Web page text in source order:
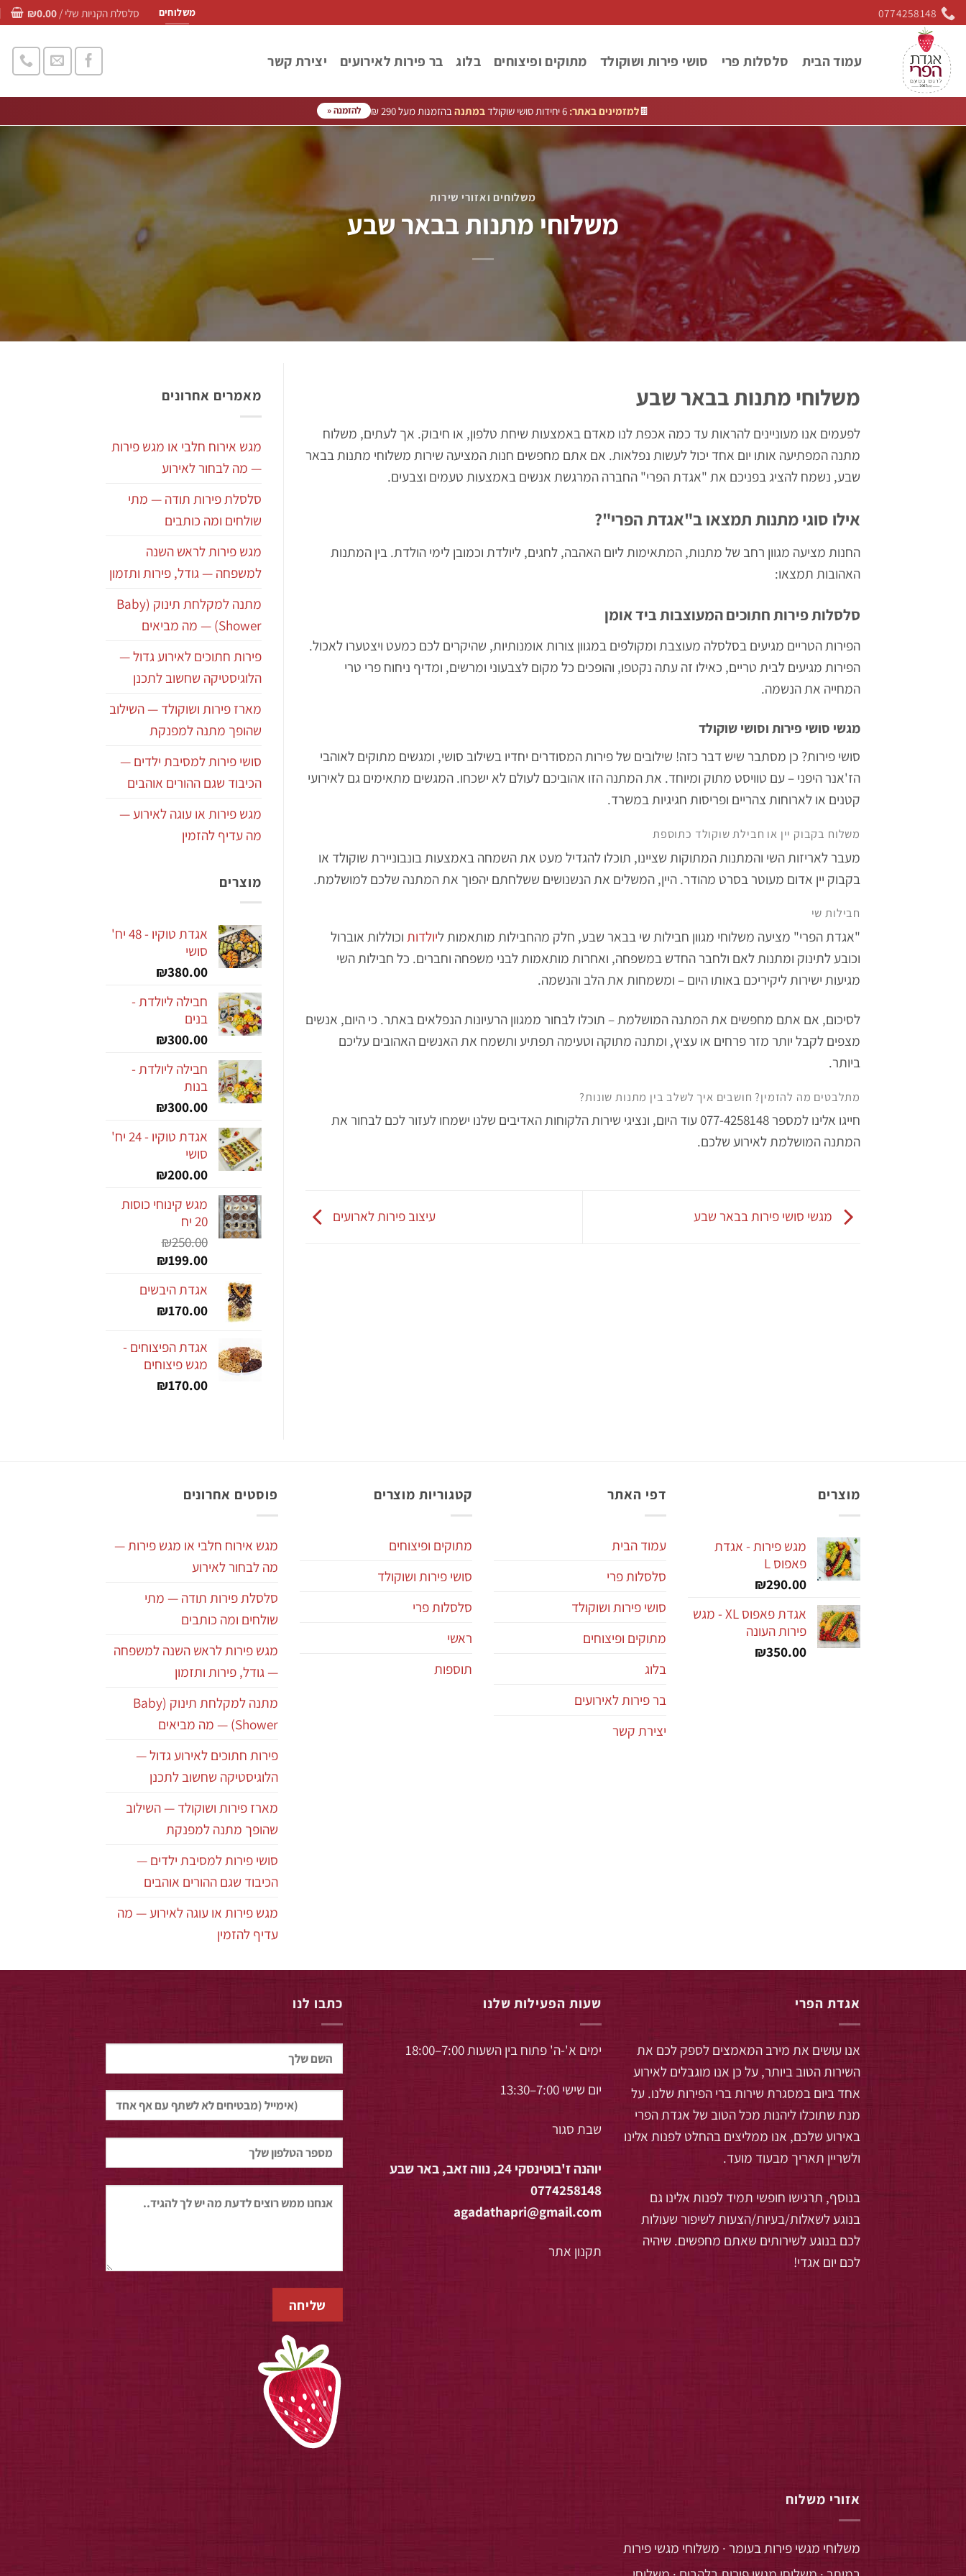
Skip
to
content
0774258148 משלוחים סלסלת הקניות שלי / ₪0.00
עמוד הבית סלסלות פרי סושי פירות ושוקולד מתוקים ופיצוחים בלוג בר פירות לאירועים יצירת קשר
🍫למזמינים באתר: 6 יחידות סושי שוקולד במתנה בהזמנות מעל 290 ₪ להזמנה «
משלוחים ואזורי שירות
משלוחי מתנות בבאר שבע
משלוחי מתנות בבאר שבע
לפעמים אנו מעוניינים להראות עד כמה אכפת לנו מאדם באמצעות שיחת טלפון, או חיבוק. אך לעתים, משלוח
מתנה המפתיעה אותו יום אחד יכול לעשות נפלאות. אם אתם מחפשים חנות המציעה שירות משלוחי מתנות בבאר
שבע, נשמח להציג בפניכם את "אגדת הפרי" החברה המרגשת אנשים באמצעות טעמים וצבעים.
אילו סוגי מתנות תמצאו ב"אגדת הפרי"?
החנות מציעה מגוון רחב של מתנות, המתאימות ליום האהבה, לחגים, ליולדת וכמובן לימי הולדת. בין המתנות
האהובות תמצאו:
סלסלות פירות חתוכים המעוצבות ביד אומן
הפירות הטריים מגיעים בסלסלה מעוצבת ומקולפים במגוון צורות אומנותיות, שהיקרים לכם כמעט ויצטערו לאכול.
הפירות מגיעים לבית טריים, כאילו זה עתה נקטפו, והופכים כל מקום לצבעוני ומרשים, ומדיף ניחוח פרי טרי
המחייה את הנשמה.
מגשי סושי פירות וסושי שוקולד
סושי פירות? כן מסתבר שיש דבר כזה! שילובים של פירות המסודרים יחדיו בשילוב סושי, ומגשים מתוקים לאוהבי
הז'אנר היפני – עם טוויסט מתוק ומיוחד. את המתנה הזו אהוביכם לעולם לא ישכחו. המגשים מתאימים גם לאירועי
קטנים או לארוחות צהריים ופריסות חגיגיות במשרד.
משלוח בקבוק יין או חבילת שוקולד כתוספת
מעבר לאריזות השי והמתנות המתוקות שציינו, תוכלו להגדיל מעט את השמחה באמצעות בונבוניירת שוקולד או
בקבוק יין אדום מעוטר בסרט מהודר. היין, המשלים את הנשנושים ששלחתם יהפוך את המתנה שלכם למושלמת.
חבילות שי
"אגדת הפרי" מציעה משלוחי מגוון חבילות שי בבאר שבע, חלק מהחבילות מותאמות ליולדותוכוללות אוברול
וכובע לתינוק ומתנות לאם ולחבר החדש במשפחה, ואחרות מותאמות לבני משפחה וחברים. כל חבילות השי
מגיעות ישירות ליקיריכם באותו היום – ומשמחות את הלב והנשמה.
לסיכום, אם אתם מחפשים את המתנה המושלמת – תוכלו לבחור ממגוון הרעיונות הנפלאים באתר. כי היום, אנשים
מצפים לקבל יותר מזר פרחים או עציץ, ומתנה מתוקה וטעימה תפתיע ותשמח את האנשים האהובים עליכם
ביותר.
מתלבטים מה להזמין? חושבים איך לשלב בין מתנות שונות?
חייגו אלינו למספר077-4258148עוד היום, ונציגי שירות הלקוחות האדיבים שלנו ישמחו לעזור לכם לבחור את
המתנה המושלמת לאירוע שלכם.
מגשי סושי פירות בבאר שבע עיצוב פירות לארועים
מאמרים אחרונים
מגש אירוח חלבי או מגש פירות
— מה לבחור לאירוע
סלסלת פירות תודה — מתי
שולחים ומה כותבים
מגש פירות לראש השנה
למשפחה — גודל, פירות ותזמון
מתנה למקלחת תינוק (Baby
Shower) — מה מביאים
פירות חתוכים לאירוע גדול —
הלוגיסטיקה שחשוב לתכנן
מארז פירות ושוקולד — השילוב
שהופך מתנה למפנקת
סושי פירות למסיבת ילדים —
הכיבוד שגם ההורים אוהבים
מגש פירות או עוגה לאירוע —
מה עדיף להזמין
מוצרים
אגדת טוקיו - 48 יח'
סושי
₪380.00
חבילה ליולדת -
בנים
₪300.00
חבילה ליולדת -
בנות
₪300.00
אגדת טוקיו - 24 יח'
סושי
₪200.00
מגש קינוחי כוסות
20 יח
₪250.00
המחיר
היה:
₪250.00.
₪199.00
הוא:
אגדת היבשים
₪170.00
אגדת הפיצוחים -
מגש פיצוחים
₪170.00
מוצרים
מגש פירות - אגדת
פאפוס L
₪290.00
אגדת פאפוס XL - מגש
פירות העונה
₪350.00
דפי האתר
עמוד הבית
סלסלות פרי
סושי פירות ושוקולד
מתוקים ופיצוחים
בלוג
בר פירות לאירועים
יצירת קשר
קטגוריות מוצרים
מתוקים ופיצוחים
סושי פירות ושוקולד
סלסלות פרי
ראשי
תוספות
פוסטים אחרונים
מגש אירוח חלבי או מגש פירות —
מה לבחור לאירוע
סלסלת פירות תודה — מתי
שולחים ומה כותבים
מגש פירות לראש השנה למשפחה
— גודל, פירות ותזמון
מתנה למקלחת תינוק (Baby
Shower) — מה מביאים
פירות חתוכים לאירוע גדול —
הלוגיסטיקה שחשוב לתכנן
מארז פירות ושוקולד — השילוב
שהופך מתנה למפנקת
סושי פירות למסיבת ילדים —
הכיבוד שגם ההורים אוהבים
מגש פירות או עוגה לאירוע — מה
עדיף להזמין
אגדת הפרי
אנו עושים את מירב המאמצים לספק לכם את
השירות הטוב ביותר, על כן אנו מוגבלים לאירוע
אחד ביום במסגרת שירות ברי הפירות שלנו. על
מנת שתוכלו ליהנות מכל הטוב של אגדת הפרי
באירוע שלכם, אנו ממליצים בהחלט לפנות אלינו
ולשריין תאריך מבעוד מועד.
בנוסף, תרגישו חופשי תמיד לפנות אלינו גם
בנוגע לשאלות/בעיות/הצעות לשיפור שעולות
לכם בנוגע לשירותים שאתם מחפשים. שיהיה
לכם יום אגדי!
שעות הפעילות שלנו
ימים א'-ה' פתוח בין השעות 7:00–18:00
יום שישי 7:00–13:30
שבת סגור
יוהנה ז'בוטינסקי 24, נווה זאב, באר שבע
0774258148
agadathapri@gmail.com
תקנון אתר
כתבו לנו
אזורי משלוח
משלוחי מגשי פירות בעומר· משלוחי מגשי פירות